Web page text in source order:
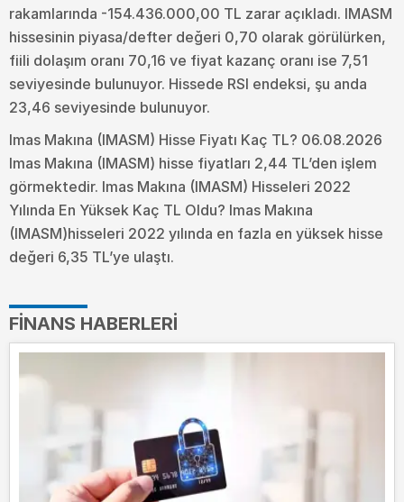
rakamlarında -154.436.000,00 TL zarar açıkladı. IMASM
hissesinin piyasa/defter değeri 0,70 olarak görülürken,
fiili dolaşım oranı 70,16 ve fiyat kazanç oranı ise 7,51
seviyesinde bulunuyor. Hissede RSI endeksi, şu anda
23,46 seviyesinde bulunuyor.
Imas Makına (IMASM) Hisse Fiyatı Kaç TL? 06.08.2026
Imas Makına (IMASM) hisse fiyatları 2,44 TL’den işlem
görmektedir. Imas Makına (IMASM) Hisseleri 2022
Yılında En Yüksek Kaç TL Oldu? Imas Makına
(IMASM)hisseleri 2022 yılında en fazla en yüksek hisse
değeri 6,35 TL’ye ulaştı.
FINANS HABERLERI